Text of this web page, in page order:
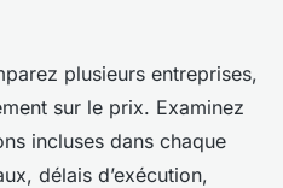
plusieurs entreprises,
sur le prix. Examinez
incluses dans chaque
délais d’exécution,